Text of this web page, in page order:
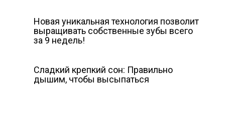
Новая уникальная технология позволит
выращивать собственные зубы всего
за 9 недель!
Сладкий крепкий сон: Правильно
дышим, чтобы высыпаться